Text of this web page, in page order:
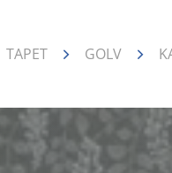
TAPET GOLV